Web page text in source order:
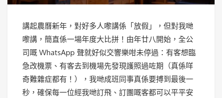
講起農曆新年，對好多人嚟講係「放假」，但對我哋
嚟講，簡直係一場年度大比拼！由年廿八開始，全公
司嘅 WhatsApp 聲就好似交響樂咁未停過：有客想臨
急改機票、有客去到機場先發現護照過咗期（真係咩
奇難雜症都有！），我哋成班同事真係要搏到最後一
秒，確保每一位經我哋訂飛、訂團嘅客都可以平平安